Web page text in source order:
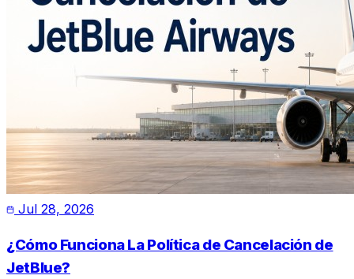
Jul 28, 2026
¿Cómo Funciona La Política de Cancelación de
JetBlue?